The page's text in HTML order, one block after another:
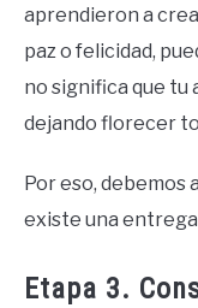
aprendieron a
paz o felicidad,
no significa que tu
dejando florecer
Por eso, debemos
existe una
Etapa 3.